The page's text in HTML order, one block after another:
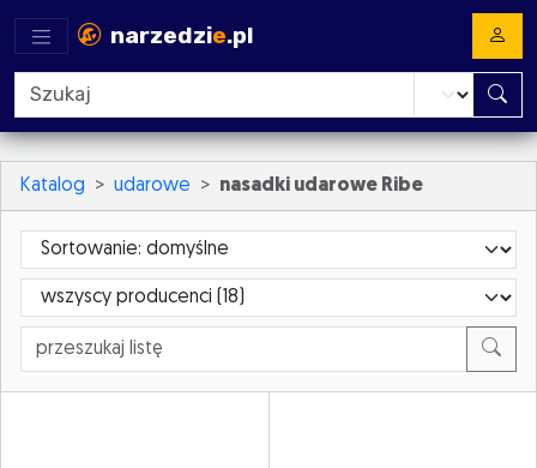
narzedzie.pl
Katalog udarowe nasadki udarowe Ribe
Sortowanie
ProducerId